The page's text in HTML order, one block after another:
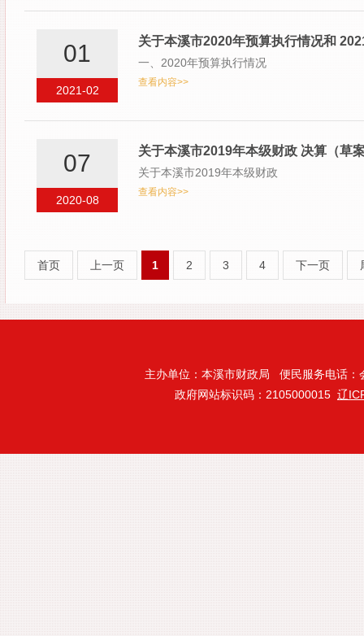
2021-02
01 关于本溪市2020年预算执行情况和
一、2020年预算执行情况
查看内容>>
2020-08
07 关于本溪市2019年本级财政 决算（草
关于本溪市2019年本级财政
查看内容>>
首页 上一页 1 2 3 4 下一页
主办单位：本溪市财政局 便民服务电话
政府网站标识码：2105000015 辽